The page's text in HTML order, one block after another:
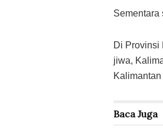
Sementara
Di Provinsi
jiwa,
Baca Juga